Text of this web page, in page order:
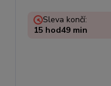
Sleva končí:
15 hod49 min